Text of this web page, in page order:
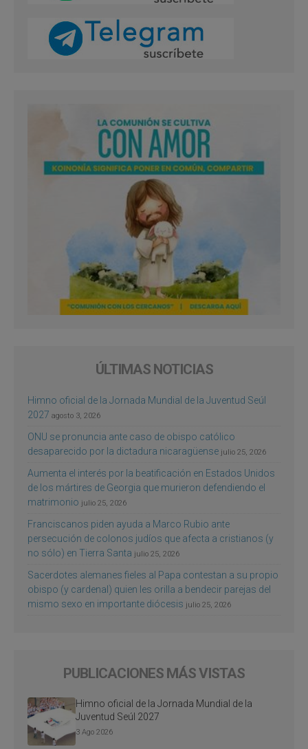
ÚLTIMAS NOTICIAS
Himno oficial de la Jornada Mundial de la Juventud Seúl
2027 agosto 3, 2026
ONU se pronuncia ante caso de obispo católico
desaparecido por la dictadura nicaragüense julio 25, 2026
Aumenta el interés por la beatificación en Estados Unidos
de los mártires de Georgia que murieron defendiendo el
matrimonio julio 25, 2026
Franciscanos piden ayuda a Marco Rubio ante
persecución de colonos judíos que afecta a cristianos (y
no sólo) en Tierra Santa julio 25, 2026
Sacerdotes alemanes fieles al Papa contestan a su propio
obispo (y cardenal) quien les orilla a bendecir parejas del
mismo sexo en importante diócesis julio 25, 2026
PUBLICACIONES MÁS VISTAS
Himno oficial de la Jornada Mundial de la
Juventud Seúl 2027
3 Ago 2026